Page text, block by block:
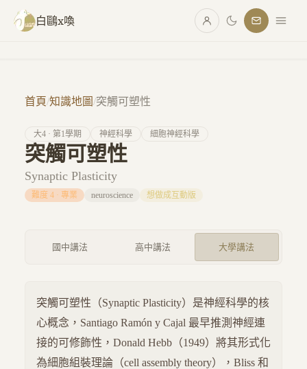
跳至主要內容
白鷗x喚
首頁/知識地圖/突觸可塑性
大4 · 第1學期 神經科學 細胞神經科學
突觸可塑性
Synaptic Plasticity
難度 4 · 專業 neuroscience 想做成互動版
國中講法 高中講法 大學講法
突觸可塑性（Synaptic Plasticity）是神經科學的核
心概念，Santiago Ramón y Cajal 最早推測神經連
接的可修飾性，Donald Hebb（1949）將其形式化
為細胞組裝理論（cell assembly theory），Bliss 和